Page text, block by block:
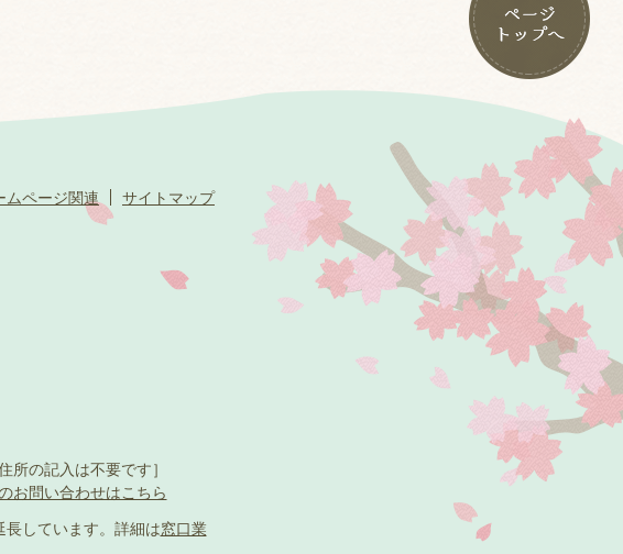
ムページ関連 サイトマップ
所の記入は不要です］
お問い合わせはこちら
しています。 詳細は窓口業